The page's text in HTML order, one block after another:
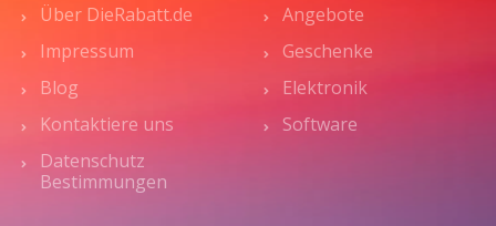
Über DieRabatt.de
Impressum
Blog
Kontaktiere uns
Datenschutz
Bestimmungen
Angebote
Geschenke
Elektronik
Software